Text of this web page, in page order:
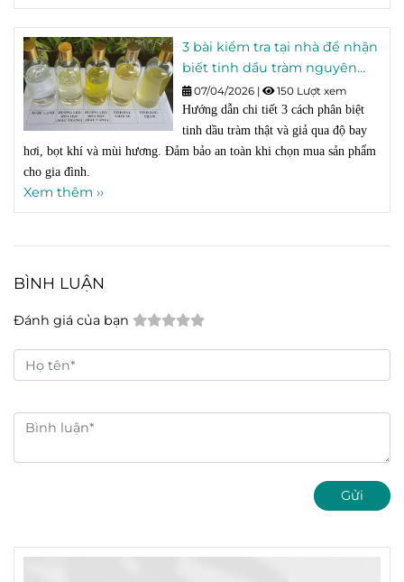
3 bài kiểm tra tại nhà để nhận
biết tinh dầu tràm nguyên
chất trong 30 giây
07/04/2026 | 150 Lượt xem
Hướng dẫn chi tiết 3 cách phân biệt
tinh dầu tràm thật và giả qua độ bay
hơi, bọt khí và mùi hương. Đảm bảo an toàn khi chọn mua sản phẩm
cho gia đình.
Xem thêm ››
BÌNH LUẬN
Đánh giá của bạn
Gửi